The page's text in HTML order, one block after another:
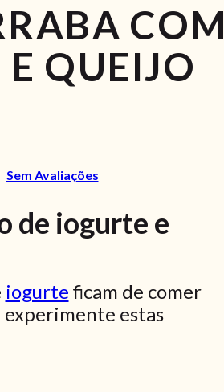
COM
QUEIJO
Sem Avaliações
de iogurte e
iogurte ficam de comer
experimente estas